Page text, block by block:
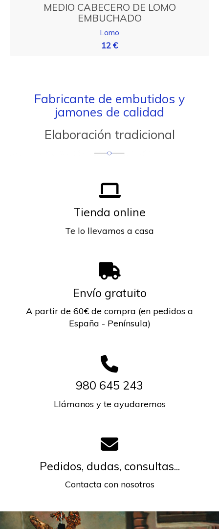
MEDIO CABECERO DE LOMO
EMBUCHADO
Lomo
12 €
Fabricante de embutidos y
jamones de calidad
Elaboración tradicional
Tienda online
Te lo llevamos a casa
Envío gratuito
A partir de 60€ de compra (en pedidos a
España - Península)
980 645 243
Llámanos y te ayudaremos
Pedidos, dudas, consultas...
Contacta con nosotros